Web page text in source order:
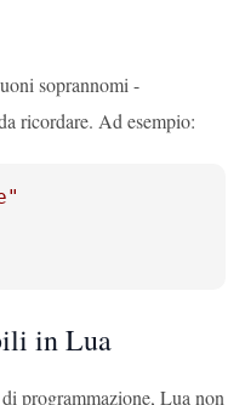
soprannomi -
ricordare. Ad esempio:
in Lua
programmazione, Lua non